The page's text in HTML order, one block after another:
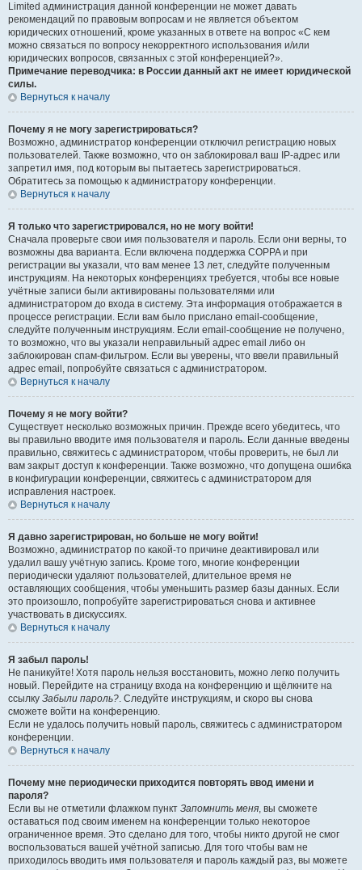
Limited администрация данной конференции не может давать
рекомендаций по правовым вопросам и не является объектом
юридических отношений, кроме указанных в ответе на вопрос «С кем
можно связаться по вопросу некорректного использования и/или
юридических вопросов, связанных с этой конференцией?».
Примечание переводчика: в России данный акт не имеет юридической
силы.
Вернуться к началу
Почему я не могу зарегистрироваться?
Возможно, администратор конференции отключил регистрацию новых
пользователей. Также возможно, что он заблокировал ваш IP-адрес или
запретил имя, под которым вы пытаетесь зарегистрироваться.
Обратитесь за помощью к администратору конференции.
Вернуться к началу
Я только что зарегистрировался, но не могу войти!
Сначала проверьте свои имя пользователя и пароль. Если они верны, то
возможны два варианта. Если включена поддержка COPPA и при
регистрации вы указали, что вам менее 13 лет, следуйте полученным
инструкциям. На некоторых конференциях требуется, чтобы все новые
учётные записи были активированы пользователями или
администратором до входа в систему. Эта информация отображается в
процессе регистрации. Если вам было прислано email-сообщение,
следуйте полученным инструкциям. Если email-сообщение не получено,
то возможно, что вы указали неправильный адрес email либо он
заблокирован спам-фильтром. Если вы уверены, что ввели правильный
адрес email, попробуйте связаться с администратором.
Вернуться к началу
Почему я не могу войти?
Существует несколько возможных причин. Прежде всего убедитесь, что
вы правильно вводите имя пользователя и пароль. Если данные введены
правильно, свяжитесь с администратором, чтобы проверить, не был ли
вам закрыт доступ к конференции. Также возможно, что допущена ошибка
в конфигурации конференции, свяжитесь с администратором для
исправления настроек.
Вернуться к началу
Я давно зарегистрирован, но больше не могу войти!
Возможно, администратор по какой-то причине деактивировал или
удалил вашу учётную запись. Кроме того, многие конференции
периодически удаляют пользователей, длительное время не
оставляющих сообщения, чтобы уменьшить размер базы данных. Если
это произошло, попробуйте зарегистрироваться снова и активнее
участвовать в дискуссиях.
Вернуться к началу
Я забыл пароль!
Не паникуйте! Хотя пароль нельзя восстановить, можно легко получить
новый. Перейдите на страницу входа на конференцию и щёлкните на
ссылку Забыли пароль?. Следуйте инструкциям, и скоро вы снова
сможете войти на конференцию.
Если не удалось получить новый пароль, свяжитесь с администратором
конференции.
Вернуться к началу
Почему мне периодически приходится повторять ввод имени и
пароля?
Если вы не отметили флажком пункт Запомнить меня, вы сможете
оставаться под своим именем на конференции только некоторое
ограниченное время. Это сделано для того, чтобы никто другой не смог
воспользоваться вашей учётной записью. Для того чтобы вам не
приходилось вводить имя пользователя и пароль каждый раз, вы можете